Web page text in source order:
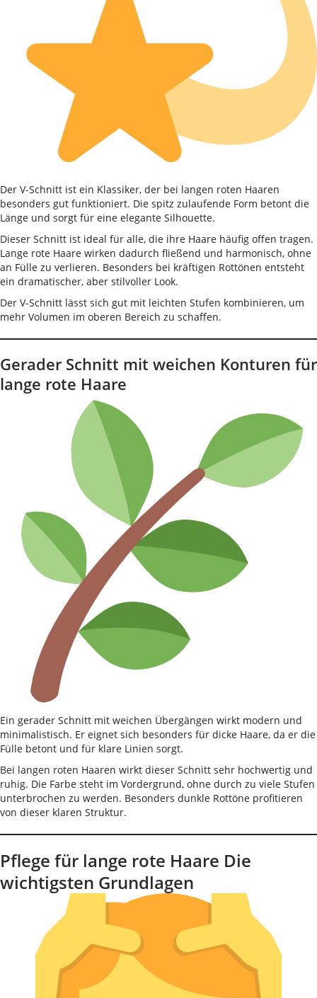
Der V-Schnitt ist ein Klassiker, der bei langen roten Haaren
besonders gut funktioniert. Die spitz zulaufende Form betont die
Länge und sorgt für eine elegante Silhouette.
Dieser Schnitt ist ideal für alle, die ihre Haare häufig offen tragen.
Lange rote Haare wirken dadurch fließend und harmonisch, ohne
an Fülle zu verlieren. Besonders bei kräftigen Rottönen entsteht
ein dramatischer, aber stilvoller Look.
Der V-Schnitt lässt sich gut mit leichten Stufen kombinieren, um
mehr Volumen im oberen Bereich zu schaffen.
Gerader Schnitt mit weichen Konturen für
lange rote Haare
Ein gerader Schnitt mit weichen Übergängen wirkt modern und
minimalistisch. Er eignet sich besonders für dicke Haare, da er die
Fülle betont und für klare Linien sorgt.
Bei langen roten Haaren wirkt dieser Schnitt sehr hochwertig und
ruhig. Die Farbe steht im Vordergrund, ohne durch zu viele Stufen
unterbrochen zu werden. Besonders dunkle Rottöne profitieren
von dieser klaren Struktur.
Pflege für lange rote Haare Die
wichtigsten Grundlagen